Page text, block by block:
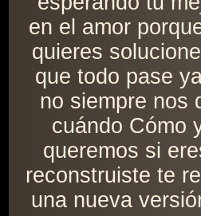
en el amor
quieres
que todo pase
no siempre nos
cuándo Cómo
queremos si
reconstruiste te
una nueva